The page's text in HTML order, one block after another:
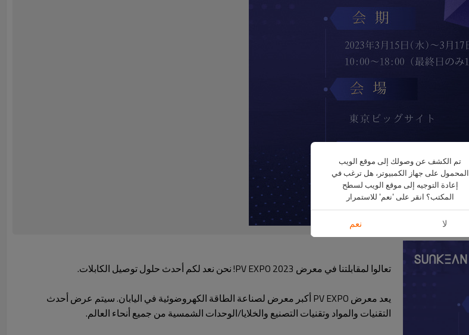
تعالوا لمقابلتنا في معرض PV EXPO 2023! نحن نعد لكم أحدث حلول توصيل الكابلات.
يعد معرض PV EXPO أكبر معرض لصناعة الطاقة الكهروضوئية في اليابان. سيتم عرض أحدث
التقنيات والمواد وتقنيات التصنيع والخلايا/الوحدات الشمسية من جميع أنحاء العالم.
تم الكشف عن وصولك إلى موقع الويب
المحمول على جهاز الكمبيوتر، هل ترغب في
إعادة التوجيه إلى موقع الويب لسطح
المكتب؟ انقر على 'نعم' للاستمرار
لا نعم